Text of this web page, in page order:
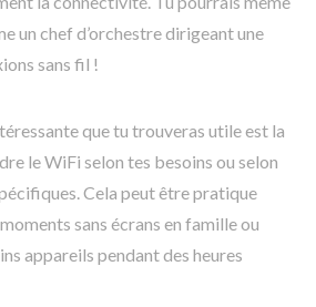
un chef d’orchestre dirigeant une
sans fil !
que tu trouveras utile est la
le WiFi selon tes besoins ou selon
Cela peut être pratique
sans écrans en famille ou
appareils pendant des heures